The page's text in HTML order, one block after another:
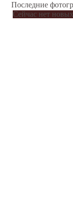
Последние
Сейчас нет